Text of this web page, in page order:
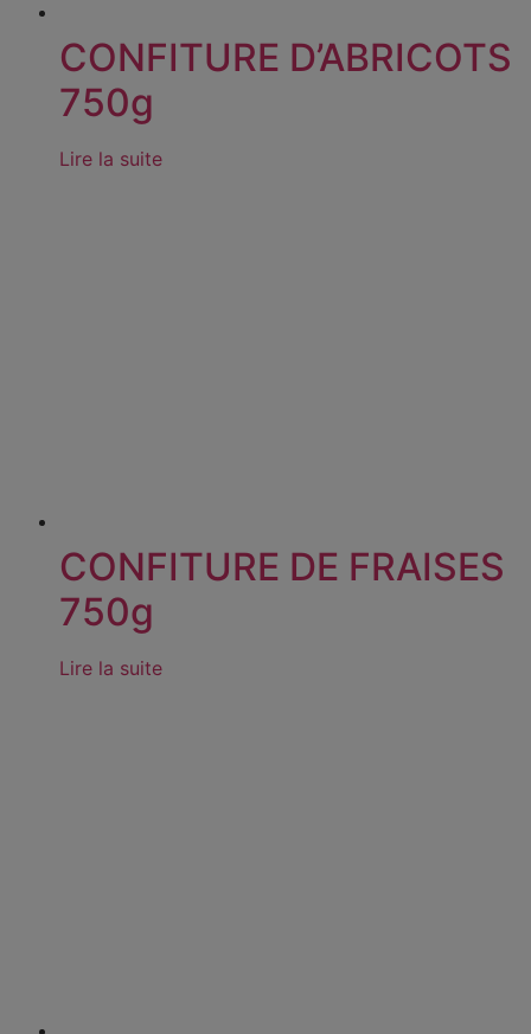
CONFITURE D’ABRICOTS
750g
Lire la suite
CONFITURE DE FRAISES
750g
Lire la suite